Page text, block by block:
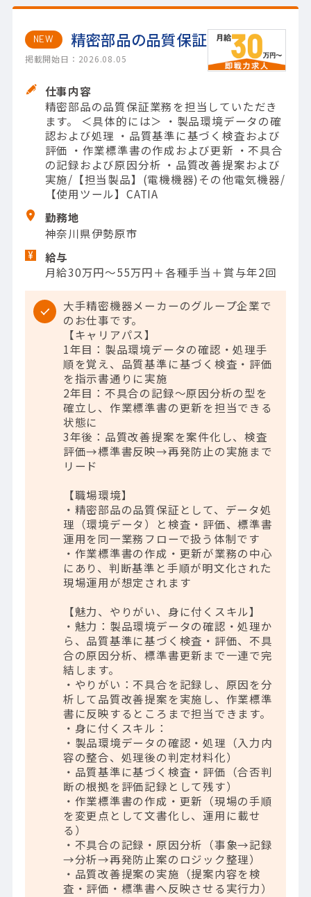
NEW 精密部品の品質保証
掲載開始日：2026.08.05
仕事内容
精密部品の品質保証業務を担当していただき
ます。 ＜具体的には＞ ・製品環境データの確
認および処理 ・品質基準に基づく検査および
評価 ・作業標準書の作成および更新 ・不具合
の記録および原因分析 ・品質改善提案および
実施/【担当製品】(電機機器)その他電気機器/
【使用ツール】CATIA
勤務地
神奈川県伊勢原市
給与
月給30万円～55万円＋各種手当＋賞与年2回
大手精密機器メーカーのグループ企業で
のお仕事です。
【キャリアパス】
1年目：製品環境データの確認・処理手
順を覚え、品質基準に基づく検査・評価
を指示書通りに実施
2年目：不具合の記録～原因分析の型を
確立し、作業標準書の更新を担当できる
状態に
3年後：品質改善提案を案件化し、検査
評価→標準書反映→再発防止の実施まで
リード
【職場環境】
・精密部品の品質保証として、データ処
理（環境データ）と検査・評価、標準書
運用を同一業務フローで扱う体制です
・作業標準書の作成・更新が業務の中心
にあり、判断基準と手順が明文化された
現場運用が想定されます
【魅力、やりがい、身に付くスキル】
・魅力：製品環境データの確認・処理か
ら、品質基準に基づく検査・評価、不具
合の原因分析、標準書更新まで一連で完
結します。
・やりがい：不具合を記録し、原因を分
析して品質改善提案を実施し、作業標準
書に反映するところまで担当できます。
・身に付くスキル：
・製品環境データの確認・処理（入力内
容の整合、処理後の判定材料化）
・品質基準に基づく検査・評価（合否判
断の根拠を評価記録として残す）
・作業標準書の作成・更新（現場の手順
を変更点として文書化し、運用に載せ
る）
・不具合の記録・原因分析（事象→記録
→分析→再発防止案のロジック整理）
・品質改善提案の実施（提案内容を検
査・評価・標準書へ反映させる実行力）